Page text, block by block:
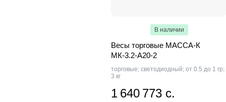
В наличии
Весы торговые МАССА-К
МК-3.2-А20-2
торговые; светодиодный; от 0.5 до 1 гр;
3 кг
1 640 773 с.